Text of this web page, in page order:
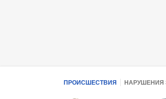
ПРОИСШЕСТВИЯ НАРУШЕНИЯ